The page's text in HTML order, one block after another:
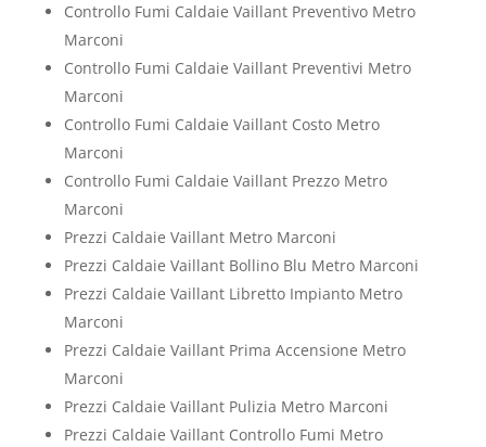
Controllo Fumi Caldaie Vaillant Preventivo Metro
Marconi
Controllo Fumi Caldaie Vaillant Preventivi Metro
Marconi
Controllo Fumi Caldaie Vaillant Costo Metro
Marconi
Controllo Fumi Caldaie Vaillant Prezzo Metro
Marconi
Prezzi Caldaie Vaillant Metro Marconi
Prezzi Caldaie Vaillant Bollino Blu Metro Marconi
Prezzi Caldaie Vaillant Libretto Impianto Metro
Marconi
Prezzi Caldaie Vaillant Prima Accensione Metro
Marconi
Prezzi Caldaie Vaillant Pulizia Metro Marconi
Prezzi Caldaie Vaillant Controllo Fumi Metro